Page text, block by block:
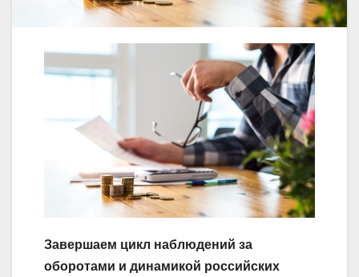
Завершаем цикл наблюдений за
оборотами и динамикой российских